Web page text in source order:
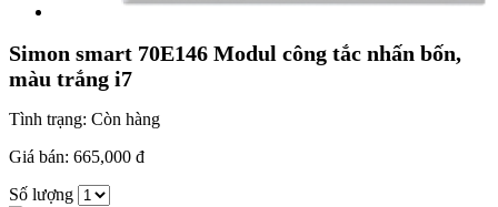
Simon smart 70E146 Modul công tắc nhấn bốn,
màu trắng i7
Tình trạng: Còn hàng
Giá bán: 665,000 đ
Số lượng